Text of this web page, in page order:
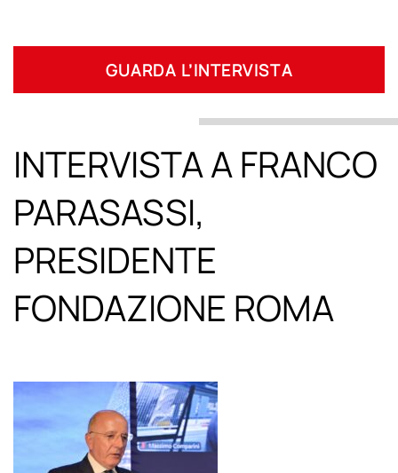
GUARDA L’INTERVISTA
INTERVISTA A FRANCO
PARASASSI,
PRESIDENTE
FONDAZIONE ROMA